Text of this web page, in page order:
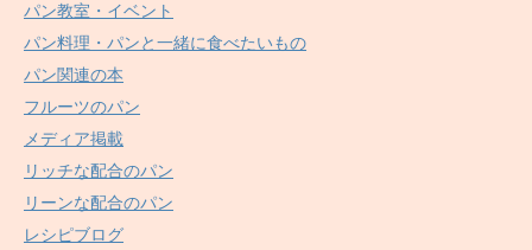
パン教室・イベント
パン料理・パンと一緒に食べたいもの
パン関連の本
フルーツのパン
メディア掲載
リッチな配合のパン
リーンな配合のパン
レシピブログ